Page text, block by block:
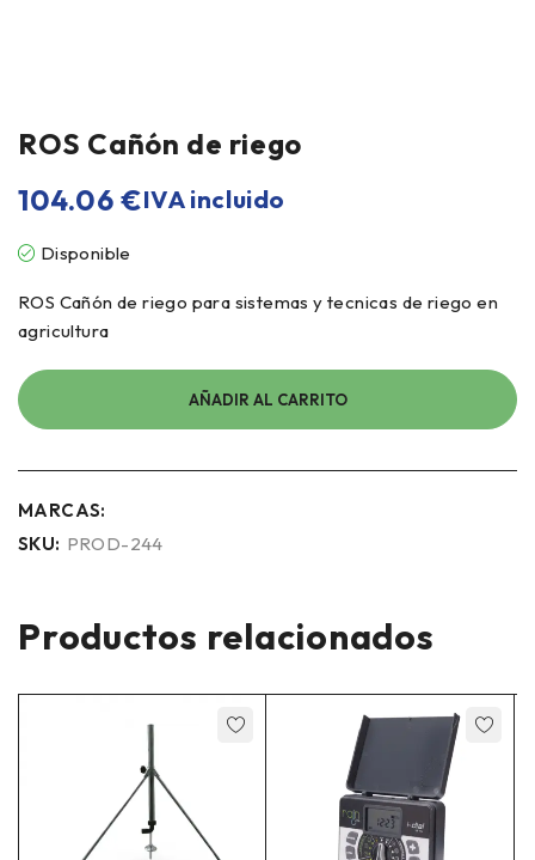
ROS Cañón de riego
104.06€IVA incluido
Disponible
ROS Cañón de riego para sistemas y tecnicas de riego en
agricultura
AÑADIR AL CARRITO
MARCAS:
SKU: PROD-244
Productos relacionados